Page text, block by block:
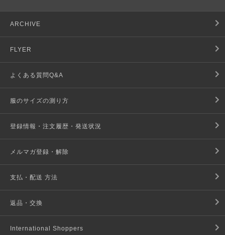
ARCHIVE
FLYER
よくある質問Q&A
服のサイズの測り方
登録情報・注文履歴・発送状況
メルマガ登録・解除
支払・配送 方法
返品・交換
International Shoppers